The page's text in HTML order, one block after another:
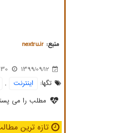
منبع: nextru.ir
1399/09/12
تگها:
اینترنت ,
مطلب را می
تازه ترین